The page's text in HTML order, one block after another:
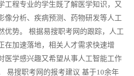
工程专业的学生既了解医学知识，又
像分析、疾病预测、药物研发等人工
优势。 根据易搜职考网的跟踪，人工
在加速落地，相关人才需求快速增
医学感兴趣又希望从事人工智能工作
易搜职考网的报考建议 基于10余年